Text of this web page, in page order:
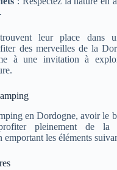
leur place dans
des merveilles de la
à une invitation à
en Dordogne, avoir le
pleinement de la
emportant les éléments